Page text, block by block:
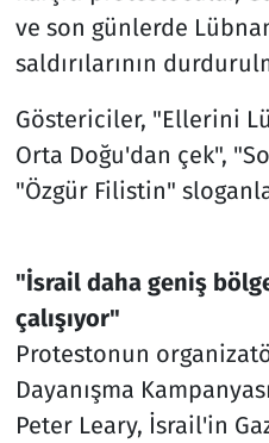
ve son günlerde
saldırılarının
Göstericiler, "Ellerini
Orta Doğu'dan çek",
"Özgür Filistin"
"İsrail daha geniş
çalışıyor"
Protestonun
Dayanışma
Peter Leary, İsrail'in